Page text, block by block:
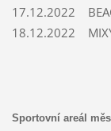
17.12.2022
18.12.2022
Sportovní areál